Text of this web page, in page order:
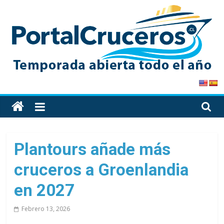
content
PortalCruceros
Toda
la
de
cruceros
en
solo
Plantours añade más
cruceros a Groenlandia
en 2027
Febrero 13, 2026